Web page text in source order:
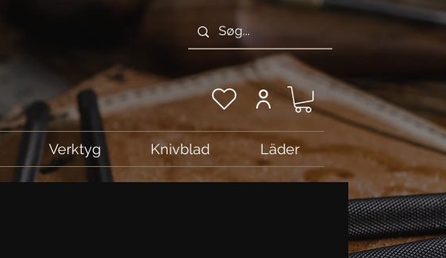
Verktyg Knivblad Läder